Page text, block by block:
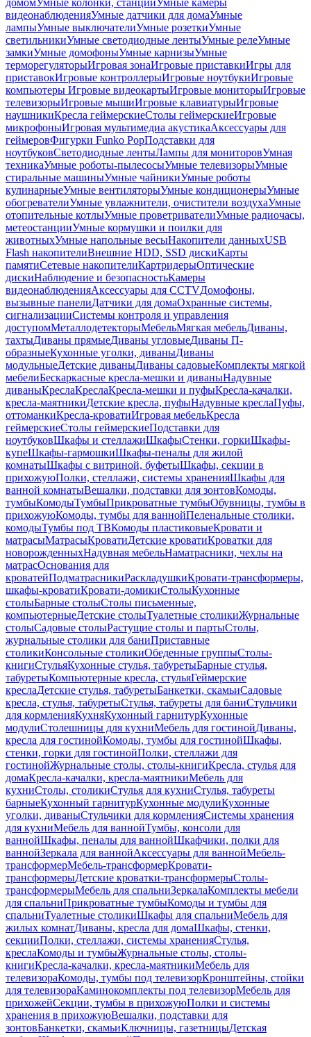
домомУмные колонки, станцииУмные камеры
видеонаблюденияУмные датчики для домаУмные
лампыУмные выключателиУмные розеткиУмные
светильникиУмные светодиодные лентыУмные релеУмные
замкиУмные домофоныУмные карнизыУмные
терморегуляторыИгровая зонаИгровые приставкиИгры для
приставокИгровые контроллерыИгровые ноутбукиИгровые
компьютеры Игровые видеокартыИгровые мониторыИгровые
телевизорыИгровые мышиИгровые клавиатурыИгровые
наушникиКресла геймерскиеСтолы геймерскиеИгровые
микрофоныИгровая мультимедиа акустикаАксессуары для
геймеровФигурки Funko PopПодставки для
ноутбуковСветодиодные лентыЛампы для мониторовУмная
техникаУмные роботы-пылесосыУмные телевизорыУмные
стиральные машиныУмные чайникиУмные роботы
кулинарныеУмные вентиляторыУмные кондиционерыУмные
обогревателиУмные увлажнители, очистители воздухаУмные
отопительные котлыУмные проветривателиУмные радиочасы,
метеостанцииУмные кормушки и поилки для
животныхУмные напольные весыНакопители данныхUSB
Flash накопителиВнешние HDD, SSD дискиКарты
памятиСетевые накопителиКартридерыОптические
дискиНаблюдение и безопасностьКамеры
видеонаблюденияАксессуары для CCTVДомофоны,
вызывные панелиДатчики для домаОхранные системы,
сигнализацииСистемы контроля и управления
доступомМеталлодетекторыМебельМягкая мебельДиваны,
тахтыДиваны прямыеДиваны угловыеДиваны П-
образныеКухонные уголки, диваныДиваны
модульныеДетские диваныДиваны садовыеКомплекты мягкой
мебелиБескаркасные кресла-мешки и диваныНадувные
диваныКреслаКреслаКресла-мешки и пуфыКресла-качалки,
кресла-маятникиДетские кресла, пуфыНадувные креслаПуфы,
оттоманкиКресла-кроватиИгровая мебельКресла
геймерскиеСтолы геймерскиеПодставки для
ноутбуковШкафы и стеллажиШкафыСтенки, горкиШкафы-
купеШкафы-гармошкиШкафы-пеналы для жилой
комнатыШкафы с витриной, буфетыШкафы, секции в
прихожуюПолки, стеллажи, системы храненияШкафы для
ванной комнатыВешалки, подставки для зонтовКомоды,
тумбыКомодыТумбыПрикроватные тумбыОбувницы, тумбы в
прихожуюКомоды, тумбы для ваннойПеленальные столики,
комодыТумбы под ТВКомоды пластиковыеКровати и
матрасыМатрасыКроватиДетские кроватиКроватки для
новорожденныхНадувная мебельНаматрасники, чехлы на
матрасОснования для
кроватейПодматрасникиРаскладушкиКровати-трансформеры,
шкафы-кроватиКровати-домикиСтолыКухонные
столыБарные столыСтолы письменные,
компьютерныеДетские столыТуалетные столикиЖурнальные
столыСадовые столыРастущие столы и партыСтолы,
журнальные столики для баниПриставные
столикиКонсольные столикиОбеденные группыСтолы-
книгиСтульяКухонные стулья, табуретыБарные стулья,
табуретыКомпьютерные кресла, стульяГеймерские
креслаДетские стулья, табуретыБанкетки, скамьиСадовые
кресла, стулья, табуретыСтулья, табуреты для баниСтульчики
для кормленияКухняКухонный гарнитурКухонные
модулиСтолешницы для кухниМебель для гостинойДиваны,
кресла для гостинойКомоды, тумбы для гостинойШкафы,
стенки, горки для гостинойПолки, стеллажи для
гостинойЖурнальные столы, столы-книгиКресла, стулья для
домаКресла-качалки, кресла-маятникиМебель для
кухниСтолы, столикиСтулья для кухниСтулья, табуреты
барныеКухонный гарнитурКухонные модулиКухонные
уголки, диваныСтульчики для кормленияСистемы хранения
для кухниМебель для ваннойТумбы, консоли для
ваннойШкафы, пеналы для ваннойШкафчики, полки для
ваннойЗеркала для ваннойАксессуары для ваннойМебель-
трансформерМебель-трансформерКровати-
трансформерыДетские кроватки-трансформерыСтолы-
трансформерыМебель для спальниЗеркалаКомплекты мебели
для спальниПрикроватные тумбыКомоды и тумбы для
спальниТуалетные столикиШкафы для спальниМебель для
жилых комнатДиваны, кресла для домаШкафы, стенки,
секцииПолки, стеллажи, системы храненияСтулья,
креслаКомоды и тумбыЖурнальные столы, столы-
книгиКресла-качалки, кресла-маятникиМебель для
телевизораКомоды, тумбы под телевизорКронштейны, стойки
для телевизораКаминокомплекты под телевизорМебель для
прихожейСекции, тумбы в прихожуюПолки и системы
хранения в прихожуюВешалки, подставки для
зонтовБанкетки, скамьиКлючницы, газетницыДетская